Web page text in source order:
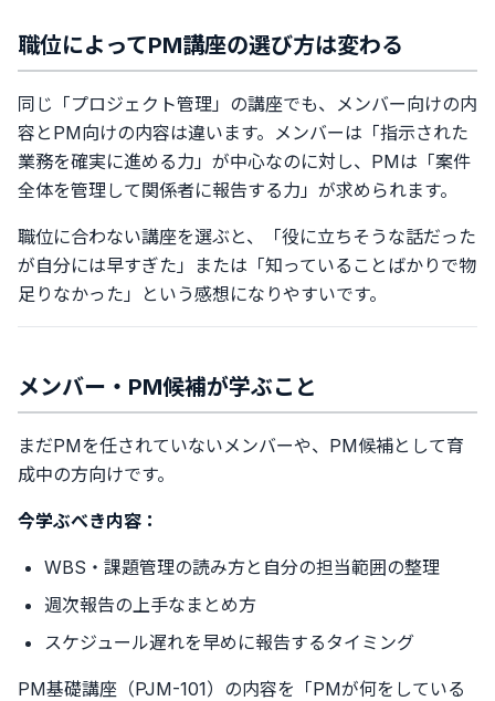
職位によってPM講座の選び方は変わる
同じ「プロジェクト管理」の講座でも、メンバー向けの内
容とPM向けの内容は違います。メンバーは「指示された
業務を確実に進める力」が中心なのに対し、PMは「案件
全体を管理して関係者に報告する力」が求められます。
職位に合わない講座を選ぶと、「役に立ちそうな話だった
が自分には早すぎた」または「知っていることばかりで物
足りなかった」という感想になりやすいです。
メンバー・PM候補が学ぶこと
まだPMを任されていないメンバーや、PM候補として育
成中の方向けです。
今学ぶべき内容：
WBS・課題管理の読み方と自分の担当範囲の整理
週次報告の上手なまとめ方
スケジュール遅れを早めに報告するタイミング
PM基礎講座（PJM-101）の内容を「PMが何をしている